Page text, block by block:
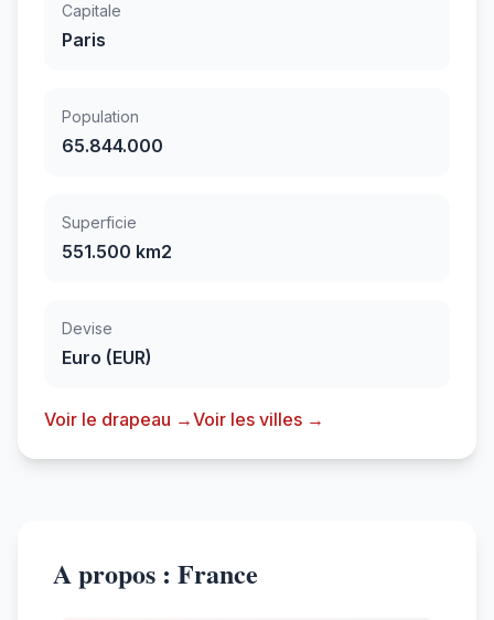
Capitale
Paris
Population
65.844.000
Superficie
551.500 km2
Devise
Euro (EUR)
Voir le drapeau →Voir les villes →
A propos : France